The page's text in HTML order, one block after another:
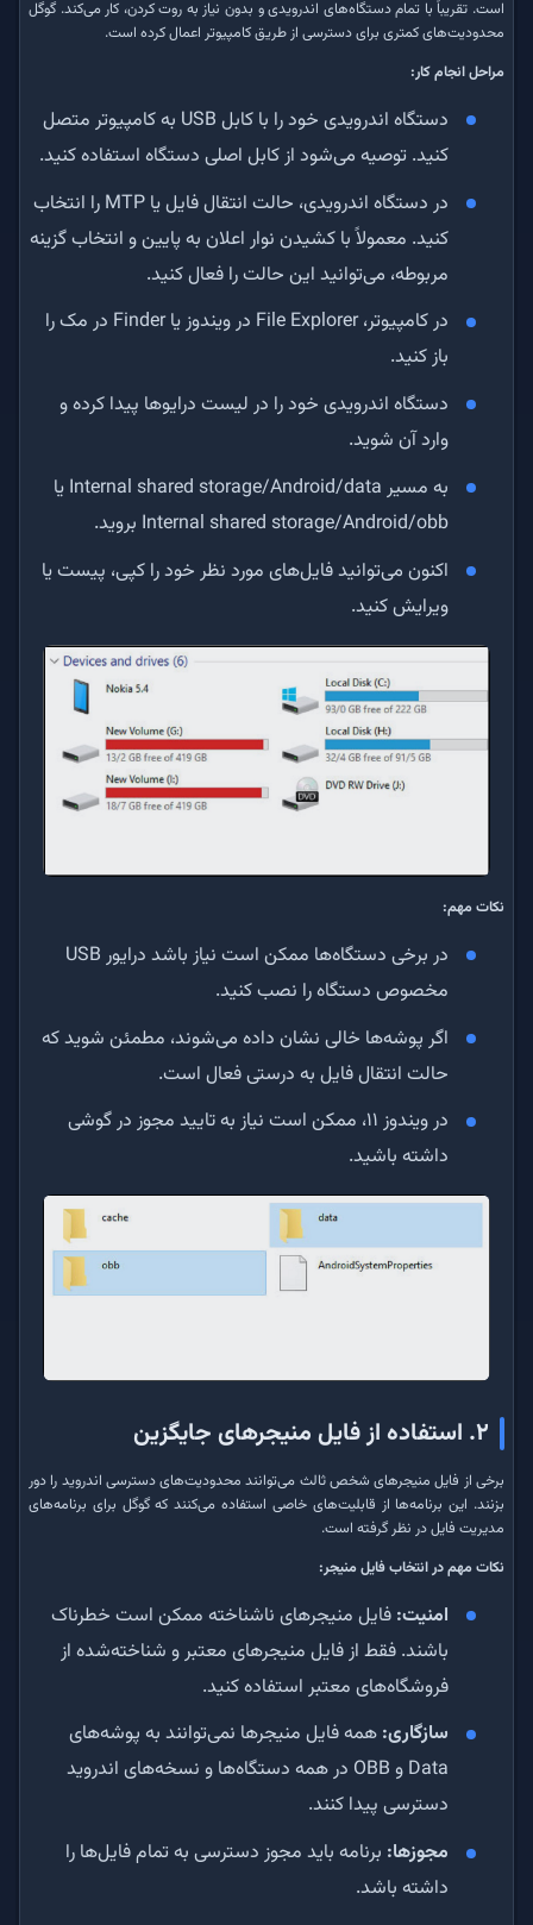
است. تقریباً با تمام دستگاه‌های اندرویدی و بدون نیاز به روت کردن، کار می‌کند. گوگل
محدودیت‌های کمتری برای دسترسی از طریق کامپیوتر اعمال کرده است.
مراحل انجام کار:
دستگاه اندرویدی خود را با کابل USB به کامپیوتر متصل
کنید. توصیه می‌شود از کابل اصلی دستگاه استفاده کنید.
در دستگاه اندرویدی، حالت انتقال فایل یا MTP را انتخاب
کنید. معمولاً با کشیدن نوار اعلان به پایین و انتخاب گزینه
مربوطه، می‌توانید این حالت را فعال کنید.
در کامپیوتر، File Explorer در ویندوز یا Finder در مک را
باز کنید.
دستگاه اندرویدی خود را در لیست درایوها پیدا کرده و
وارد آن شوید.
به مسیر Internal shared storage/Android/data یا
Internal shared storage/Android/obb بروید.
اکنون می‌توانید فایل‌های مورد نظر خود را کپی، پیست یا
ویرایش کنید.
نکات مهم:
در برخی دستگاه‌ها ممکن است نیاز باشد درایور USB
مخصوص دستگاه را نصب کنید.
اگر پوشه‌ها خالی نشان داده می‌شوند، مطمئن شوید که
حالت انتقال فایل به درستی فعال است.
در ویندوز ۱۱، ممکن است نیاز به تایید مجوز در گوشی
داشته باشید.
۲. استفاده از فایل منیجرهای جایگزین
برخی از فایل منیجرهای شخص ثالث می‌توانند محدودیت‌های دسترسی اندروید را دور
بزنند. این برنامه‌ها از قابلیت‌های خاصی استفاده می‌کنند که گوگل برای برنامه‌های
مدیریت فایل در نظر گرفته است.
نکات مهم در انتخاب فایل منیجر:
امنیت: فایل منیجرهای ناشناخته ممکن است خطرناک
باشند. فقط از فایل منیجرهای معتبر و شناخته‌شده از
فروشگاه‌های معتبر استفاده کنید.
سازگاری: همه فایل منیجرها نمی‌توانند به پوشه‌های
Data و OBB در همه دستگاه‌ها و نسخه‌های اندروید
دسترسی پیدا کنند.
مجوزها: برنامه باید مجوز دسترسی به تمام فایل‌ها را
داشته باشد.